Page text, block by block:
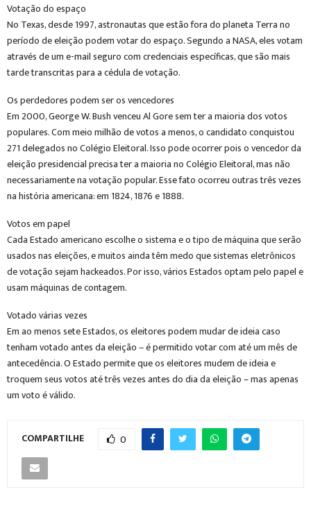
Votação do espaço
No Texas, desde 1997, astronautas que estão fora do planeta Terra no
período de eleição podem votar do espaço. Segundo a NASA, eles votam
através de um e-mail seguro com credenciais específicas, que são mais
tarde transcritas para a cédula de votação.
Os perdedores podem ser os vencedores
Em 2000, George W. Bush venceu Al Gore sem ter a maioria dos votos
populares. Com meio milhão de votos a menos, o candidato conquistou
271 delegados no Colégio Eleitoral. Isso pode ocorrer pois o vencedor da
eleição presidencial precisa ter a maioria no Colégio Eleitoral, mas não
necessariamente na votação popular. Esse fato ocorreu outras três vezes
na história americana: em 1824, 1876 e 1888.
Votos em papel
Cada Estado americano escolhe o sistema e o tipo de máquina que serão
usados nas eleições, e muitos ainda têm medo que sistemas eletrônicos
de votação sejam hackeados. Por isso, vários Estados optam pelo papel e
usam máquinas de contagem.
Votado várias vezes
Em ao menos sete Estados, os eleitores podem mudar de ideia caso
tenham votado antes da eleição – é permitido votar com até um mês de
antecedência. O Estado permite que os eleitores mudem de ideia e
troquem seus votos até três vezes antes do dia da eleição – mas apenas
um voto é válido.
COMPARTILHE 0